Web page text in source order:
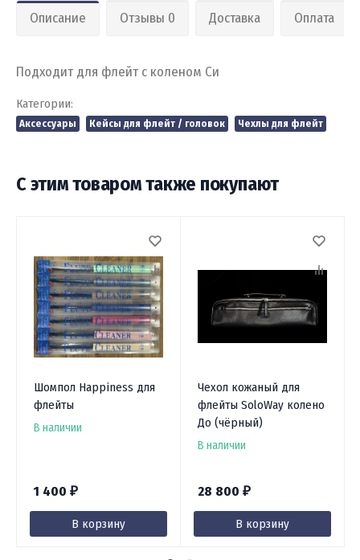
Описание Отзывы 0 Доставка Оплата
Подходит для флейт с коленом Си
Категории:
Аксессуары Кейсы для флейт / головок Чехлы для флейт
С этим товаром также покупают
Шомпол Happiness для
флейты
В наличии
1 400 ₽
В корзину
Чехол кожаный для
флейты SoloWay колено
До (чёрный)
В наличии
28 800 ₽
В корзину